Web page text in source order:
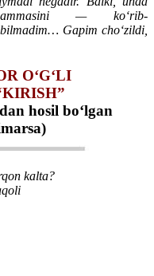
— ko‘rib-
Gapim cho‘zildi,
O‘G‘LI
hosil bo‘lgan
kalta?